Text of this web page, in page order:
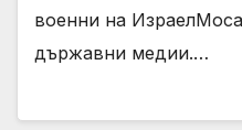
военни на
държавни медии.…